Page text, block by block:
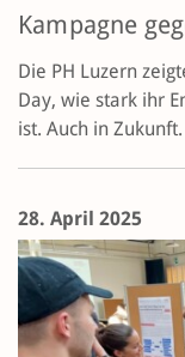
Kampagne
Die PH Luzern
Day, wie stark ihr
ist. Auch in Zukunft.
28. April 2025